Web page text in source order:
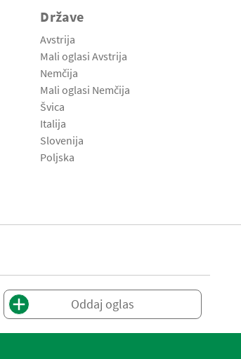
Države
Avstrija
Mali oglasi Avstrija
Nemčija
Mali oglasi Nemčija
Švica
Italija
Slovenija
Poljska
Oddaj oglas